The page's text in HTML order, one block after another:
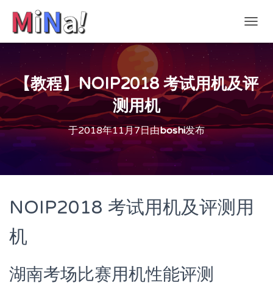
换
航
【教程】NOIP2018 考试用机及评
测用机
于2018年11月7日由boshi发布
NOIP2018 考试用机及评测用
机
湖南考场比赛用机性能评测